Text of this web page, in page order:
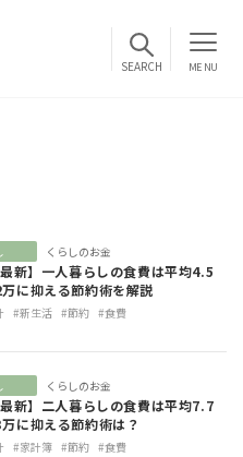
MENU
くらしのお金
最新】一人暮らしの食費は平均4.5
に抑える節約術を解説
#新生活 #節約 #食費
くらしのお金
最新】二人暮らしの食費は平均7.7
に抑える節約術は？
#家計簿 #節約 #食費